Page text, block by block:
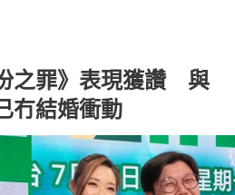
之罪》表現獲讚 與
冇結婚衝動